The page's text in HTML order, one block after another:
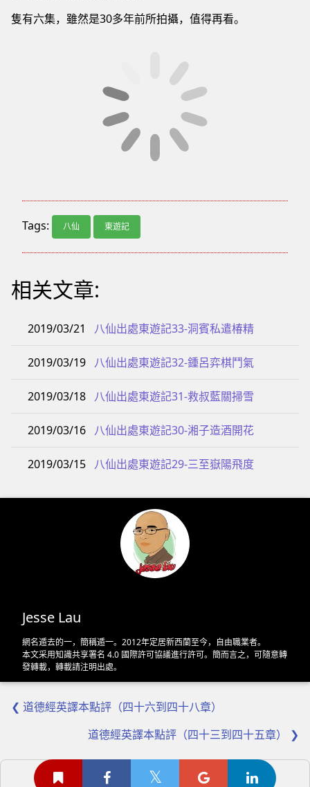
隻有六集，雖然是30多年前所拍攝，值得再看。
2019/03/19 八仙出處東遊記32-鍾呂弈棋鬥氣
2019/03/18
Jesse Lau
網名遁去的一，簡稱遁一。2012年定居新西蘭至今，自由職業者。
知識共享署名 4.0 國際許可協議進行許可。簡而言之，可隨意轉
發轉載，轉載請注明出處。
留点评论吧: